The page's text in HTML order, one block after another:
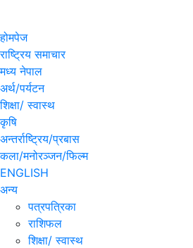
होमपेज
राष्ट्रिय समाचार
मध्य नेपाल
अर्थ/पर्यटन
शिक्षा/ स्वास्थ
कृषि
अन्तर्राष्ट्रिय/प्रबास
कला/मनोरञ्जन/फिल्म
ENGLISH
अन्य
पत्रपत्रिका
राशिफल
शिक्षा/ स्वास्थ